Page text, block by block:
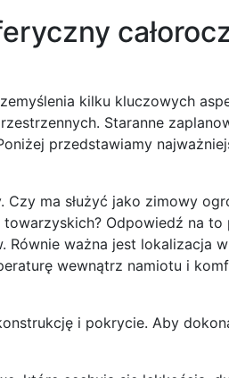
kilku kluczowych
Staranne
przedstawiamy
Czy ma służyć jako zimowy
Odpowiedź na
ważna jest lokalizacja
wewnątrz namiotu i
i pokrycie. Aby